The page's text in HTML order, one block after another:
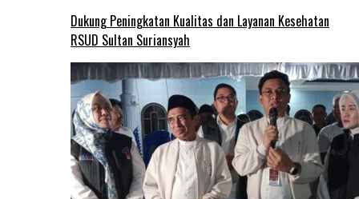
Dukung Peningkatan Kualitas dan Layanan Kesehatan
RSUD Sultan Suriansyah